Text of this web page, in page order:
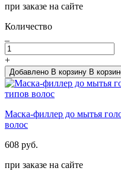
при заказе на сайте
Количество
+
Добавлено В корзину В
Маска-филлер до мытья
волос
608 руб.
при заказе на сайте